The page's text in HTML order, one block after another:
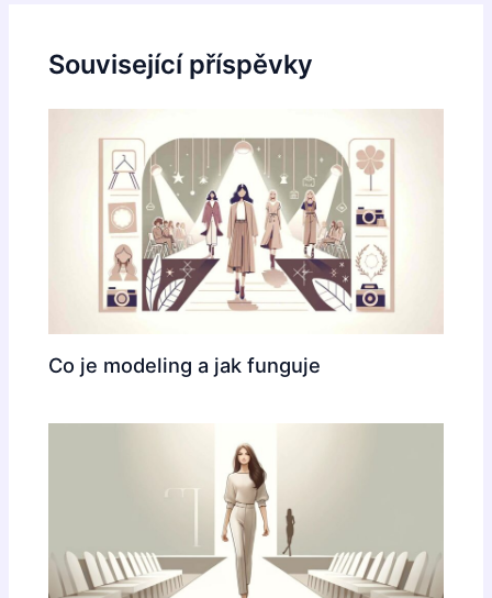
Související příspěvky
Co je modeling a jak funguje